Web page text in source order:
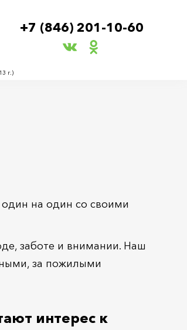
+7 (846) 201-10-60
г.)
на один со своими
заботе и внимании. Наш
за пожилыми
интерес к